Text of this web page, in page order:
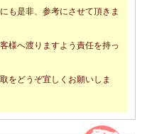
も是非、参考にさせて頂きま
様へ渡りますよう責任を持っ
をどうぞ宜しくお願いしま